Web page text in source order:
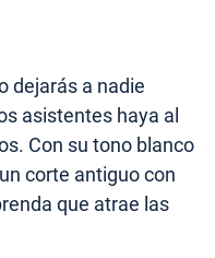
dejarás a nadie
asistentes haya al
Con su tono blanco
corte antiguo con
que atrae las